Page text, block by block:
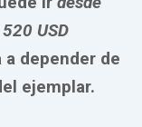
USD
a depender de
ejemplar.